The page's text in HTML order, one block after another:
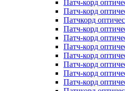
Патч-корд
Патч-корд
Патчкорд
Патч-корд
Патч-корд
Патч-корд
Патч-корд
Патч-корд
Патч-корд
Патч-корд